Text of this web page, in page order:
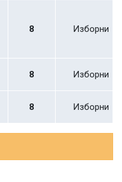
8 Изборни
8 Изборни
8 Изборни